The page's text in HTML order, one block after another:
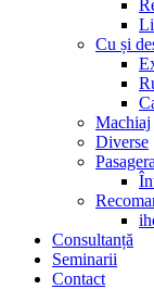
Cu și
Machiaj
Diverse
Consultanță
Seminarii
Contact